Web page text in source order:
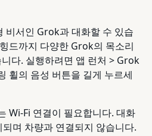
비서인 Grok과 대화할 수 있습
드까지 다양한 Grok의 목소리
다. 실행하려면 앱 런처 > Grok
휠의 음성 버튼을 길게 누르세
Wi-Fi 연결이 필요합니다. 대화
며 차량과 연결되지 않습니다.